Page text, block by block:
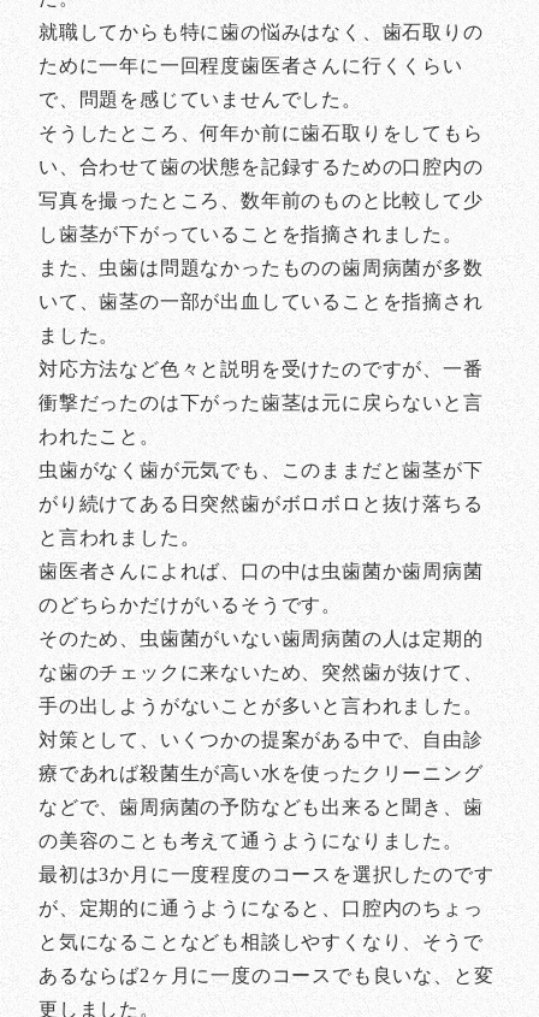
就職してからも特に歯の悩みはなく、歯石取りの
ために一年に一回程度歯医者さんに行くくらい
で、問題を感じていませんでした。
そうしたところ、何年か前に歯石取りをしてもら
い、合わせて歯の状態を記録するための口腔内の
写真を撮ったところ、数年前のものと比較して少
し歯茎が下がっていることを指摘されました。
また、虫歯は問題なかったものの歯周病菌が多数
いて、歯茎の一部が出血していることを指摘され
ました。
対応方法など色々と説明を受けたのですが、一番
衝撃だったのは下がった歯茎は元に戻らないと言
われたこと。
虫歯がなく歯が元気でも、このままだと歯茎が下
がり続けてある日突然歯がボロボロと抜け落ちる
と言われました。
歯医者さんによれば、口の中は虫歯菌か歯周病菌
のどちらかだけがいるそうです。
そのため、虫歯菌がいない歯周病菌の人は定期的
な歯のチェックに来ないため、突然歯が抜けて、
手の出しようがないことが多いと言われました。
対策として、いくつかの提案がある中で、自由診
療であれば殺菌生が高い水を使ったクリーニング
などで、歯周病菌の予防なども出来ると聞き、歯
の美容のことも考えて通うようになりました。
最初は3か月に一度程度のコースを選択したのです
が、定期的に通うようになると、口腔内のちょっ
と気になることなども相談しやすくなり、そうで
あるならば2ヶ月に一度のコースでも良いな、と変
更しました。